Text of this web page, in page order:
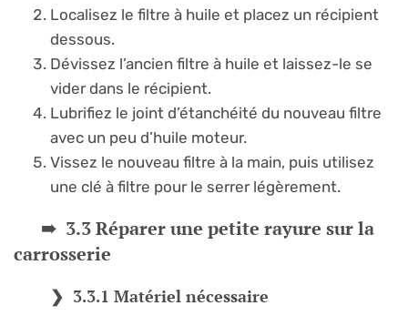
Localisez le filtre à huile et placez un récipient
dessous.
Dévissez l’ancien filtre à huile et laissez-le se
vider dans le récipient.
Lubrifiez le joint d’étanchéité du nouveau filtre
avec un peu d’huile moteur.
Vissez le nouveau filtre à la main, puis utilisez
une clé à filtre pour le serrer légèrement.
3.3 Réparer une petite rayure sur la
carrosserie
3.3.1 Matériel nécessaire